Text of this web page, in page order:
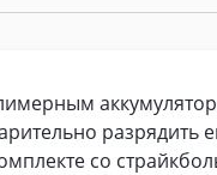
разрядить
со